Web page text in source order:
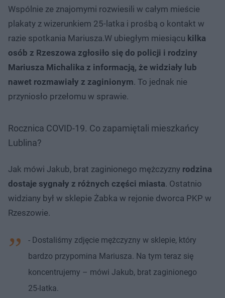
Wspólnie ze znajomymi rozwiesili w całym mieście
plakaty z wizerunkiem 25-latka i prośbą o kontakt w
razie spotkania Mariusza.W ubiegłym miesiącu kilka
osób z Rzeszowa zgłosiło się do policji i rodziny
Mariusza Michalika z informacją, że widziały lub
nawet rozmawiały z zaginionym. To jednak nie
przyniosło przełomu w sprawie.
Rocznica COVID-19. Co zapamiętali mieszkańcy
Lublina?
Jak mówi Jakub, brat zaginionego mężczyzny rodzina
dostaje sygnały z różnych części miasta. Ostatnio
widziany był w sklepie Żabka w rejonie dworca PKP w
Rzeszowie.
- Dostaliśmy zdjęcie mężczyzny w sklepie, który
bardzo przypomina Mariusza. Na tym teraz się
koncentrujemy – mówi Jakub, brat zaginionego
25-latka.